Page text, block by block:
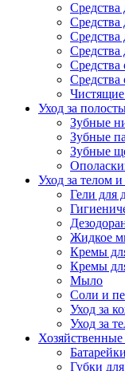
Средства
Средства
Средства
Средства
Средства
Средства
Чистящие
Уход за
Зубные
Зубные
Зубные
Уход за телом
Гели для
Жидкое
Кремы
Кремы
Мыло
Соли и
Уход за
Уход за
Батарейки
Губки